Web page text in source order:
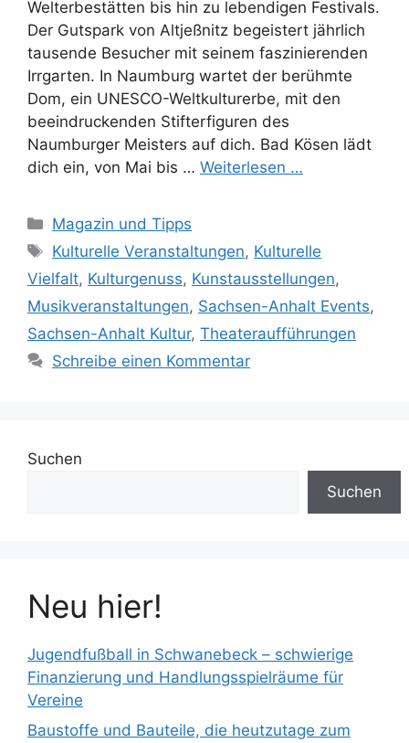
Welterbestätten bis hin zu lebendigen Festivals.
Der Gutspark von Altjeßnitz begeistert jährlich
tausende Besucher mit seinem faszinierenden
Irrgarten. In Naumburg wartet der berühmte
Dom, ein UNESCO-Weltkulturerbe, mit den
beeindruckenden Stifterfiguren des
Naumburger Meisters auf dich. Bad Kösen lädt
dich ein, von Mai bis … Weiterlesen …
Kategorien
Magazin und Tipps
Schlagwörter
Kulturelle Veranstaltungen, Kulturelle
Vielfalt, Kulturgenuss, Kunstausstellungen,
Musikveranstaltungen, Sachsen-Anhalt Events,
Sachsen-Anhalt Kultur, Theateraufführungen
Schreibe einen Kommentar
Suchen
Suchen
Neu hier!
Jugendfußball in Schwanebeck – schwierige
Finanzierung und Handlungsspielräume für
Vereine
Baustoffe und Bauteile, die heutzutage zum